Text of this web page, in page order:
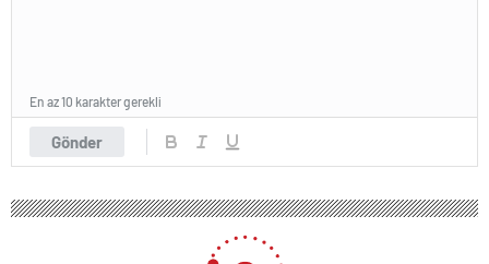
Gönder
En az 10 karakter gerekli